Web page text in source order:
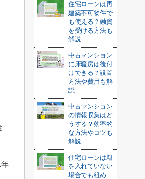
年
住宅ローンは再
建築不可物件で
も使える？融資
を受ける方法も
解説
中古マンション
に床暖房は後付
けできる？設置
方法や費用も解
説
中古マンション
の情報収集はど
うする？効率的
な方法やコツも
解説
住宅ローンは籍
を入れていない
場合でも組め